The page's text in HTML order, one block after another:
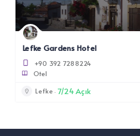
Lefke Gardens Hotel
+90 392 7288224
Otel
Lefke 7/24 Açık